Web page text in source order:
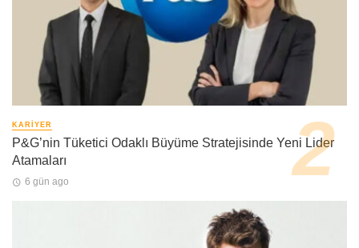
KARIYER
P&G’nin Tüketici Odaklı Büyüme Stratejisinde Yeni Lider
Atamaları
6 gün ago